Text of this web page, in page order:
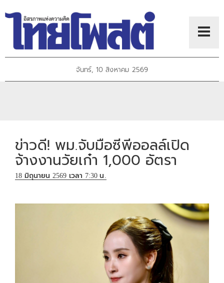
จันทร์, 10 สิงหาคม 2569
ข่าวดี! พม.จับมือซีพีออลล์เปิด
จ้างงานวัยเก๋า 1,000 อัตรา
18 มิถุนายน 2569 เวลา 7:30 น.